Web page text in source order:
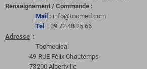
Renseignement / Commande :
Mail : info@toomed.com
Tel : 09 72 48 25 66
Adresse :
Toomedical
49 RUE Félix Chautemps
73200 Albertville